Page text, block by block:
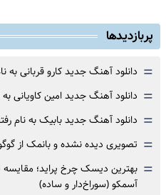
پربازدیدها
= دانلود آهنگ جدید کارو قربانی به
= دانلود آهنگ جدید امین کاویانی
= دانلود آهنگ جدید بابیک به نام
= تصویری دیده نشده و بانمک از
= بهترین دیسک چرخ پراید؛
آسمکو (سوراخ‌دار و ساده)